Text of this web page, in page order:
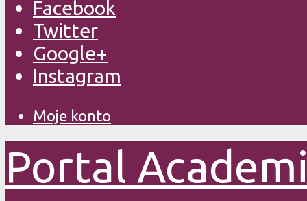
Facebook
Twitter
Google+
Instagram
Moje konto
Portal